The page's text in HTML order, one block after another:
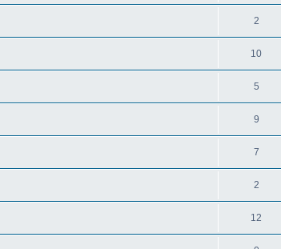
2
10
5
9
7
2
12